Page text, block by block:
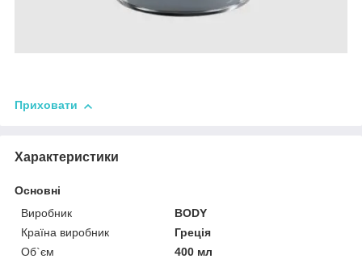
Приховати
Характеристики
Основні
Виробник
BODY
Країна виробник
Греція
Об`єм
400 мл